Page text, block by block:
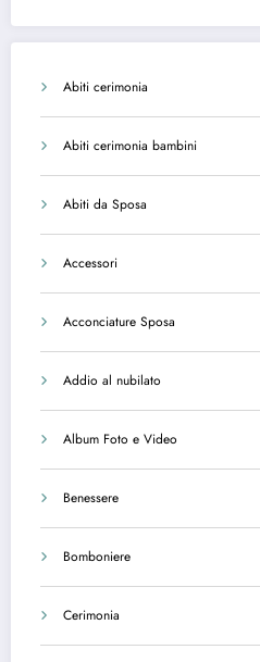
Abiti cerimonia
Abiti cerimonia bambini
Abiti da Sposa
Accessori
Acconciature Sposa
Addio al nubilato
Album Foto e Video
Benessere
Bomboniere
Cerimonia